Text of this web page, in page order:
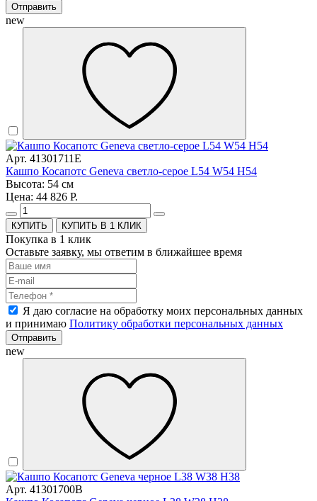
Отправить
new
Арт. 41301711E
Кашпо Косапотс Geneva светло-серое L54 W54 H54
Высота: 54 см
Цена: 44 826 Р.
КУПИТЬ В 1 КЛИК
Покупка в 1 клик
Оставьте заявку, мы ответим в ближайшее время
Я даю согласие на обработку моих персональных данных
и принимаю Политику обработки персональных данных
Отправить
new
Арт. 41301700B